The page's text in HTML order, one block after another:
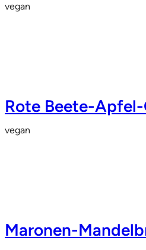
vegan
Rote Beete-
vegan
Maronen-